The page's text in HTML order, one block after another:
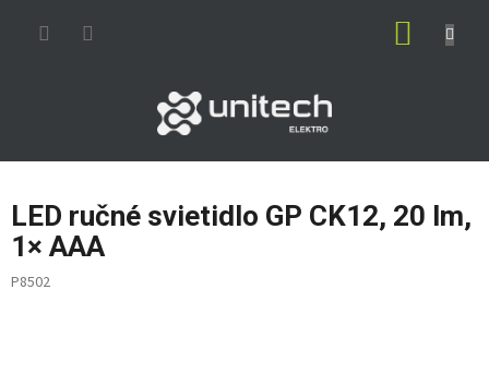
LED ručné svietidlo GP CK12, 20 lm,
1× AAA
P8502